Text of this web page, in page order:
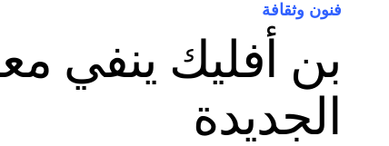
فنون وثقافة
بن أفليك ينفي
الجديدة